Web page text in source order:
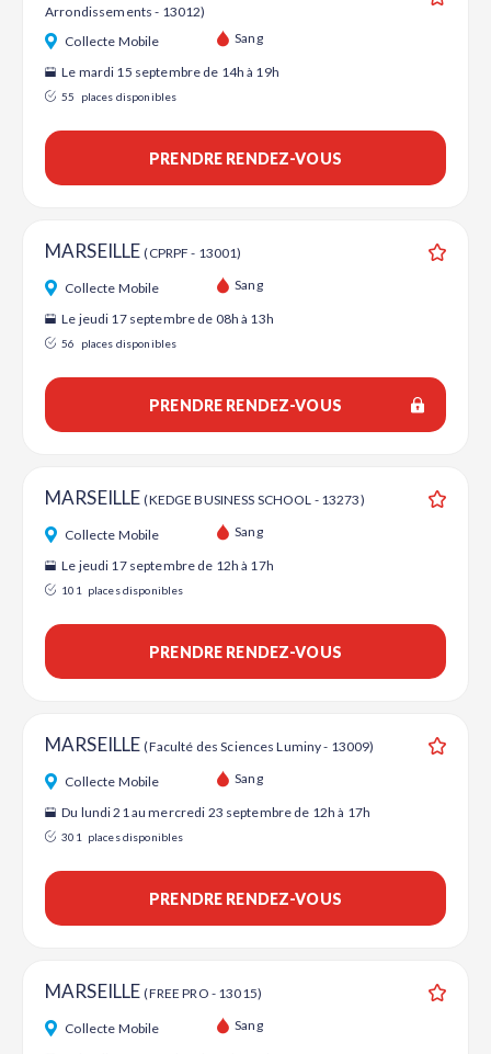
Arrondissements - 13012)
Collecte Mobile Sang
Le mardi 15 septembre de 14h à 19h
55 places disponibles
PRENDRE RENDEZ-VOUS
MARSEILLE(CPRPF - 13001)
Collecte Mobile Sang
Le jeudi 17 septembre de 08h à 13h
56 places disponibles
PRENDRE RENDEZ-VOUS
MARSEILLE(KEDGE BUSINESS SCHOOL - 13273)
Collecte Mobile Sang
Le jeudi 17 septembre de 12h à 17h
101 places disponibles
PRENDRE RENDEZ-VOUS
MARSEILLE(Faculté des Sciences Luminy - 13009)
Collecte Mobile Sang
Du lundi 21 au mercredi 23 septembre de 12h à 17h
301 places disponibles
PRENDRE RENDEZ-VOUS
MARSEILLE(FREE PRO - 13015)
Collecte Mobile Sang